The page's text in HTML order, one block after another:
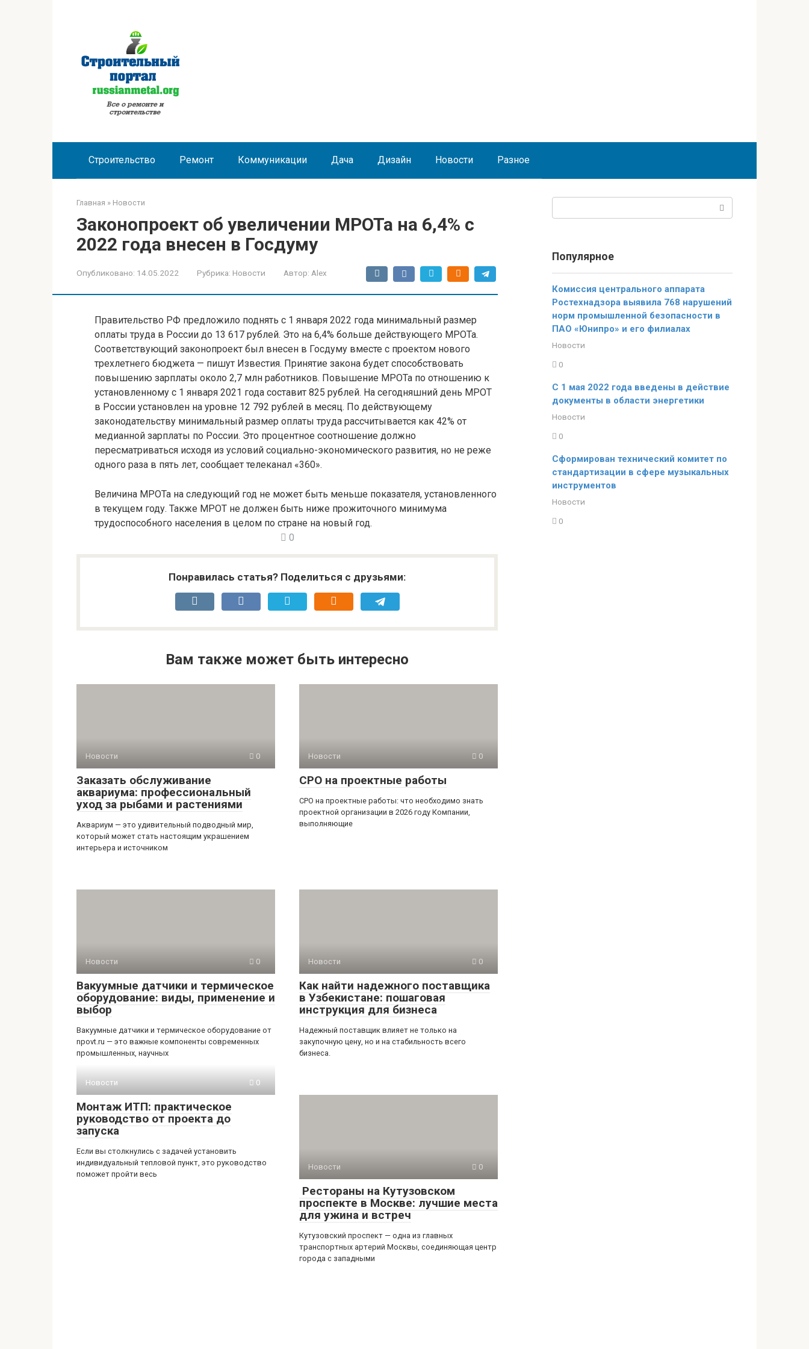
Строительство Ремонт Коммуникации Дача Дизайн Новости Разное
Главная » Новости
Законопроект об увеличении МРОТа на 6,4% с
2022 года внесен в Госдуму
Опубликовано: 14.05.2022 Рубрика: Новости Автор: Alex
Правительство РФ предложило поднять с 1 января 2022 года минимальный размер
оплаты труда в России до 13 617 рублей. Это на 6,4% больше действующего МРОТа.
Соответствующий законопроект был внесен в Госдуму вместе с проектом нового
трехлетнего бюджета — пишут Известия. Принятие закона будет способствовать
повышению зарплаты около 2,7 млн работников. Повышение МРОТа по отношению к
установленному с 1 января 2021 года составит 825 рублей. На сегодняшний день МРОТ
в России установлен на уровне 12 792 рублей в месяц. По действующему
законодательству минимальный размер оплаты труда рассчитывается как 42% от
медианной зарплаты по России. Это процентное соотношение должно
пересматриваться исходя из условий социально-экономического развития, но не реже
одного раза в пять лет, сообщает телеканал «360».
Величина МРОТа на следующий год не может быть меньше показателя, установленного
в текущем году. Также МРОТ не должен быть ниже прожиточного минимума
трудоспособного населения в целом по стране на новый год.
0
Понравилась статья? Поделиться с друзьями:
Вам также может быть интересно
Новости 0
Заказать обслуживание
аквариума: профессиональный
уход за рыбами и растениями
Аквариум — это удивительный подводный мир,
который может стать настоящим украшением
интерьера и источником
Новости 0
СРО на проектные работы
СРО на проектные работы: что необходимо знать
проектной организации в 2026 году Компании,
выполняющие
Новости 0
Вакуумные датчики и термическое
оборудование: виды, применение и
выбор
Вакуумные датчики и термическое оборудование от
npovt.ru — это важные компоненты современных
промышленных, научных
Новости 0
Как найти надежного поставщика
в Узбекистане: пошаговая
инструкция для бизнеса
Надежный поставщик влияет не только на
закупочную цену, но и на стабильность всего
бизнеса.
Новости 0
Монтаж ИТП: практическое
руководство от проекта до
запуска
Если вы столкнулись с задачей установить
индивидуальный тепловой пункт, это руководство
поможет пройти весь
Новости 0
Рестораны на Кутузовском
проспекте в Москве: лучшие места
для ужина и встреч
Кутузовский проспект — одна из главных
транспортных артерий Москвы, соединяющая центр
города с западными
Популярное
Комиссия центрального аппарата
Ростехнадзора выявила 768 нарушений
норм промышленной безопасности в
ПАО «Юнипро» и его филиалах
Новости
0
С 1 мая 2022 года введены в действие
документы в области энергетики
Новости
0
Сформирован технический комитет по
стандартизации в сфере музыкальных
инструментов
Новости
0